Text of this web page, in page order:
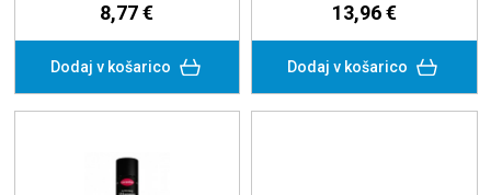
8,77 €
Dodaj v košarico
13,96 €
Dodaj v košarico